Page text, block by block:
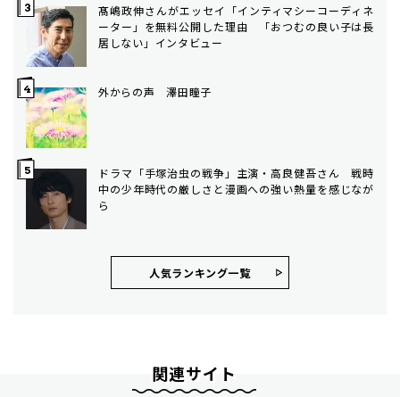
髙嶋政伸さんがエッセイ「インティマシーコーディネ
ーター」を無料公開した理由 「おつむの良い子は長
居しない」インタビュー
外からの声 澤田瞳子
ドラマ「手塚治虫の戦争」主演・高良健吾さん 戦時
中の少年時代の厳しさと漫画への強い熱量を感じなが
ら
人気ランキング⼀覧
関連サイト